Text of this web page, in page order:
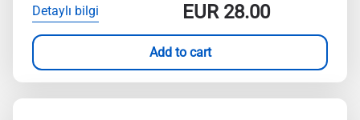
Detaylı bilgi EUR28.00
Add to cart